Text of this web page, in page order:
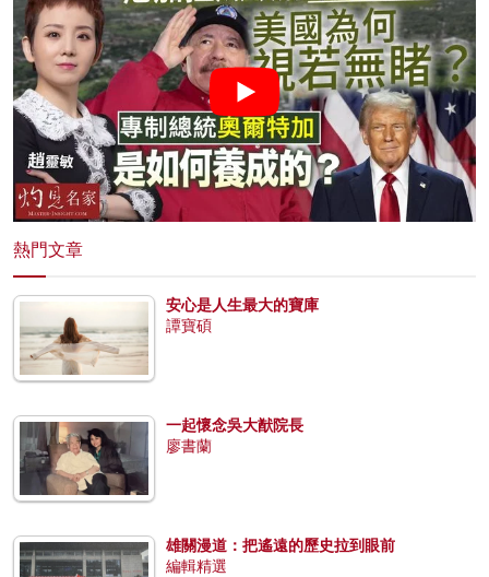
熱門文章
安心是人生最大的寶庫
譚寶碩
一起懷念吳大猷院長
廖書蘭
雄關漫道：把遙遠的歷史拉到眼前
編輯精選